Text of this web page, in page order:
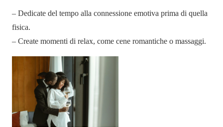
– Dedicate del tempo alla connessione emotiva prima di quella
fisica.
– Create momenti di relax, come cene romantiche o massaggi.